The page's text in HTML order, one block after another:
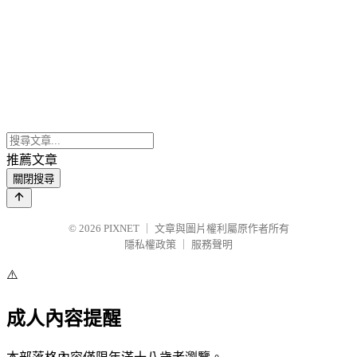
推薦文章
關閉搜尋
© 2026 PIXNET
文章與圖片權利屬原作者所有
隱私權政策
服務聲明
⚠️
成人內容提醒